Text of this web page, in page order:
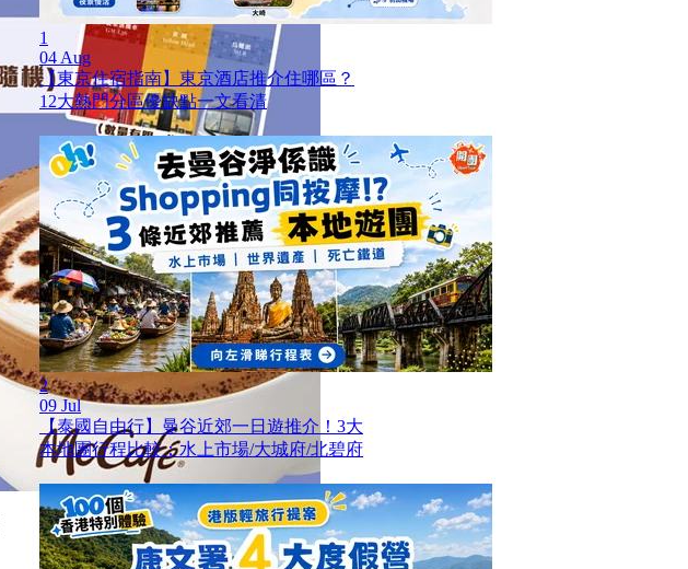
1
04 Aug
【東京住宿指南】東京酒店推介住哪區？
12大熱門分區優缺點一文看清
2
09 Jul
【泰國自由行】曼谷近郊一日遊推介！3大
本地團行程比較：水上市場/大城府/北碧府